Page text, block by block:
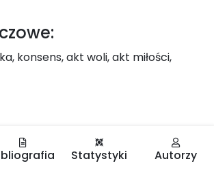
konsens, akt woli, akt miłości,
Statystyki Autorzy